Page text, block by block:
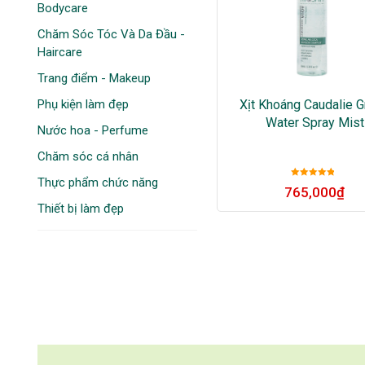
Bodycare
Chăm Sóc Tóc Và Da Đầu -
Haircare
Trang điểm - Makeup
Phụ kiện làm đẹp
Nước hoa - Perfume
Chăm sóc cá nhân
Thực phẩm chức năng
Thiết bị làm đẹp
Xịt Khoáng Caudalie
Water Spray Mist
hạng5sao
765,000₫